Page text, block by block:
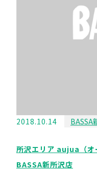
2018.10.14 BASSA
所沢エリア aujua（オ
BASSA新所沢店